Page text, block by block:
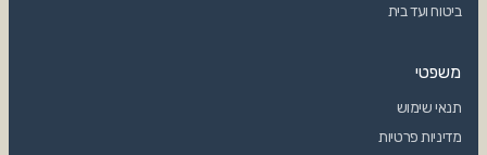
ביטוח ועד בית
משפטי
תנאי שימוש
מדיניות פרטיות